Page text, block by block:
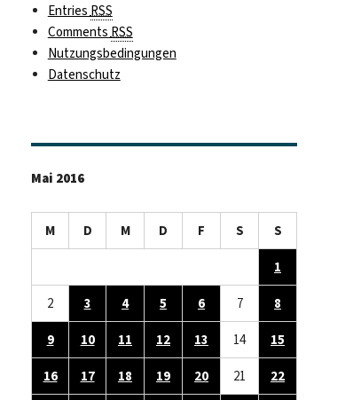
EntriesRSS
CommentsRSS
Nutzungsbedingungen
Datenschutz
Mai 2016
M D M D F S S
1
2 3 4 5 6 7 8
9 10 11 12 13 14 15
16 17 18 19 20 21 22